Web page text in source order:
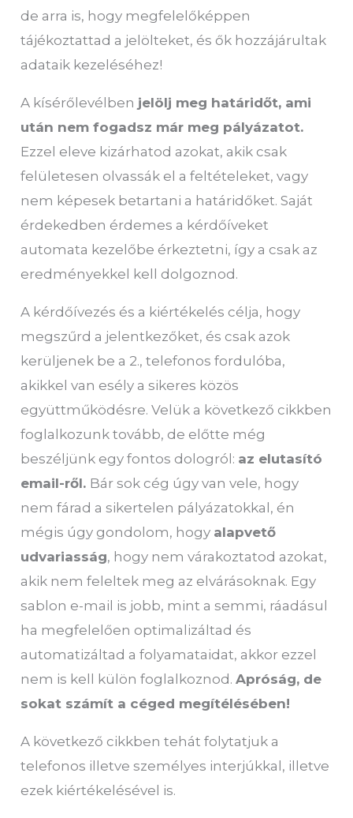
de arra is, hogy megfelelőképpen
tájékoztattad a jelölteket, és ők hozzájárultak
adataik kezeléséhez!
A kísérőlevélben jelölj meg határidőt, ami
után nem fogadsz már meg pályázatot.
Ezzel eleve kizárhatod azokat, akik csak
felületesen olvassák el a feltételeket, vagy
nem képesek betartani a határidőket. Saját
érdekedben érdemes a kérdőíveket
automata kezelőbe érkeztetni, így a csak az
eredményekkel kell dolgoznod.
A kérdőívezés és a kiértékelés célja, hogy
megszűrd a jelentkezőket, és csak azok
kerüljenek be a 2., telefonos fordulóba,
akikkel van esély a sikeres közös
együttműködésre. Velük a következő cikkben
foglalkozunk tovább, de előtte még
beszéljünk egy fontos dologról: az elutasító
email-ről. Bár sok cég úgy van vele, hogy
nem fárad a sikertelen pályázatokkal, én
mégis úgy gondolom, hogy alapvető
udvariasság, hogy nem várakoztatod azokat,
akik nem feleltek meg az elvárásoknak. Egy
sablon e-mail is jobb, mint a semmi, ráadásul
ha megfelelően optimalizáltad és
automatizáltad a folyamataidat, akkor ezzel
nem is kell külön foglalkoznod.Apróság, de
sokat számít a céged megítélésében!
A következő cikkben tehát folytatjuk a
telefonos illetve személyes interjúkkal, illetve
ezek kiértékelésével is.